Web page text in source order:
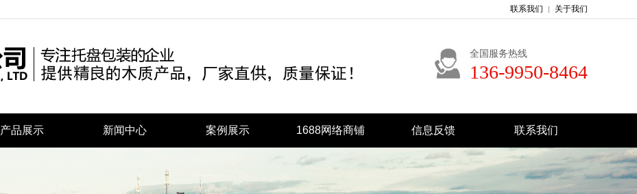
联系我们 关于我们
全国服务热线
136-9950-8464
产品展示 新闻中心 案例展示 1688网络商铺 信息反馈 联系我们